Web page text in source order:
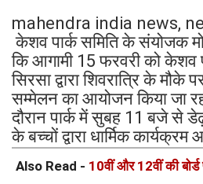
mahendra india news,
केशव पार्क समिति के संयोजक
कि आगामी 15 फरवरी को केशव
सिरसा द्वारा शिवरात्रि के मौके
सम्मेलन का आयोजन किया जा
दौरान पार्क में सुबह 11 बजे से
के बच्चों द्वारा धार्मिक
Also Read - 10वीं और 12वीं की